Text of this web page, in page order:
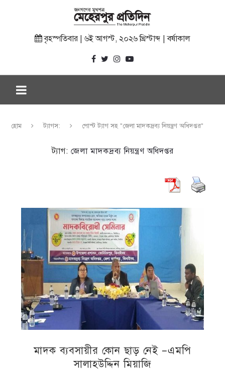
বৃহস্পতিবার | ৬ই আগস্ট, ২০২৬ খ্রিস্টাব্দ | বর্ষাকাল
হোম ট্যাগস: পোস্ট ট্যাগ সহ "জেলা মাদকদ্রব্য নিয়ন্ত্রণ অধিদপ্তর"
ট্যাগ: জেলা মাদকদ্রব্য নিয়ন্ত্রণ অধিদপ্তর
মাদক ব্যবসায়ীর কোন ছাড় নেই –এমপি
সালাহউদ্দিন মিয়াজি